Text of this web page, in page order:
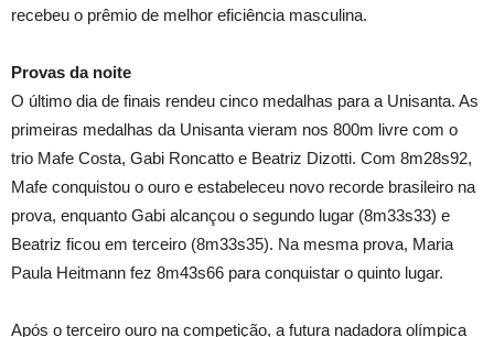
recebeu o prêmio de melhor eficiência masculina.
Provas da noite
O último dia de finais rendeu cinco medalhas para a Unisanta. As
primeiras medalhas da Unisanta vieram nos 800m livre com o
trio Mafe Costa, Gabi Roncatto e Beatriz Dizotti. Com 8m28s92,
Mafe conquistou o ouro e estabeleceu novo recorde brasileiro na
prova, enquanto Gabi alcançou o segundo lugar (8m33s33) e
Beatriz ficou em terceiro (8m33s35). Na mesma prova, Maria
Paula Heitmann fez 8m43s66 para conquistar o quinto lugar.
Após o terceiro ouro na competição, a futura nadadora olímpica